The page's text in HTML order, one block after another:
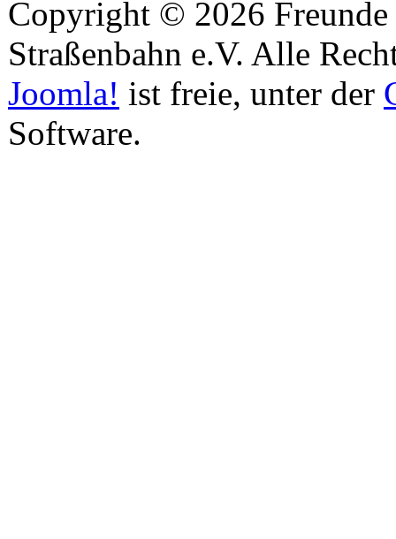
Copyright © 2026
Straßenbahn e.V. Alle
Joomla! ist freie, unter der
Software.